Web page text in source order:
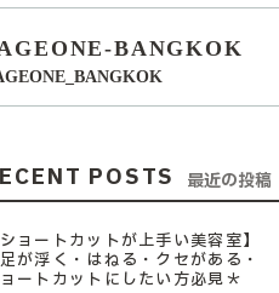
BANGKOK
POSTS 最近の投稿
ショートカットが上手い美容室】
が浮く・はねる・クセがある・
ートカットにしたい方必見＊